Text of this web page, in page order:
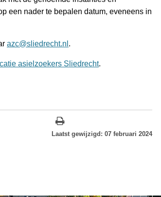
een nader te bepalen datum, eveneens in
azc@sliedrecht.nl .
asielzoekers Sliedrecht.
Laatst gewijzigd: 07 februari 2024